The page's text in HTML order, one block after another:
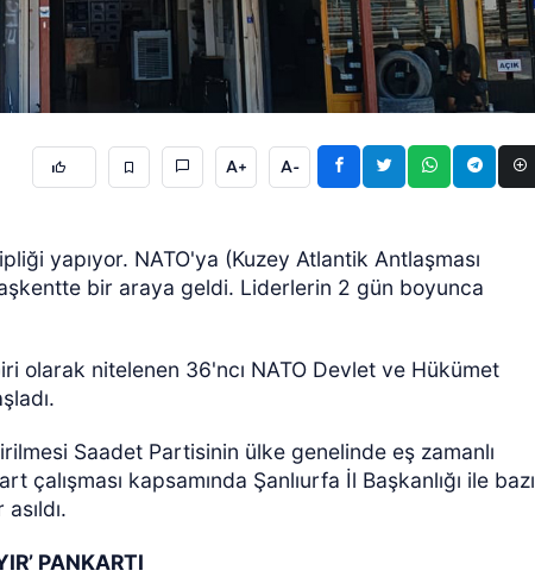
A+ A-
yapıyor. NATO'ya (Kuzey Atlantik Antlaşması
bir araya geldi. Liderlerin 2 gün boyunca
olarak nitelenen 36'ncı NATO Devlet ve Hükümet
Saadet Partisinin ülke genelinde eş zamanlı
çalışması kapsamında Şanlıurfa İl Başkanlığı ile bazı
PANKARTI